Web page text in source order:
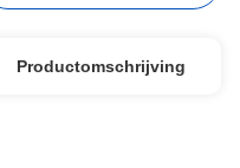
Productomschrijving